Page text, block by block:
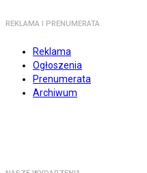
REKLAMA I PRENUMERATA
Reklama
Ogłoszenia
Prenumerata
Archiwum